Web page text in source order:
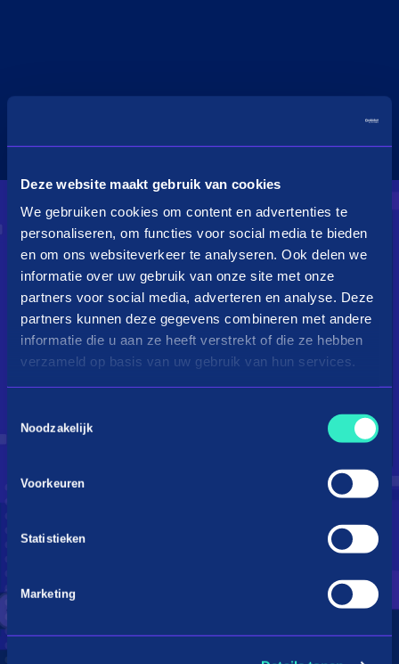
Deze website maakt gebruik van cookies
We gebruiken cookies om content en advertenties te
personaliseren, om functies voor social media te bieden
en om ons websiteverkeer te analyseren. Ook delen we
informatie over uw gebruik van onze site met onze
partners voor social media, adverteren en analyse. Deze
partners kunnen deze gegevens combineren met andere
informatie die u aan ze heeft verstrekt of die ze hebben
verzameld op basis van uw gebruik van hun services.
Noodzakelijk
Voorkeuren
Statistieken
Marketing
Droom je van een kingsize